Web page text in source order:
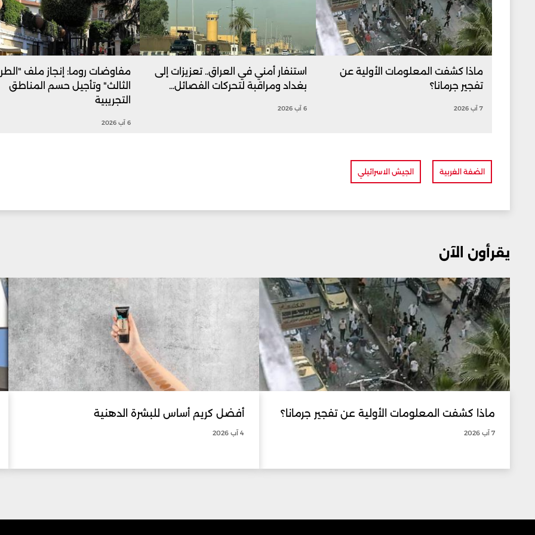
ماذا كشفت المعلومات الأولية عن
تفجير جرمانا؟
7 آب 2026
استنفار أمني في العراق.. تعزيزات إلى
بغداد ومراقبة لتحركات الفصائل...
6 آب 2026
مفاوضات روما: إنجاز ملف
الثالث" وتأجيل حسم المناطق
التجريبية
6 آب 2026
الضفة الغربية الجيش الاسرائيلي
يقرأون الآن
ماذا كشفت المعلومات الأولية عن تفجير جرمانا؟
7 آب 2026
أفضل كريم أساس للبشرة الدهنية
4 آب 2026